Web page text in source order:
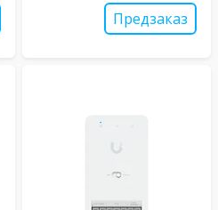
Предзаказ